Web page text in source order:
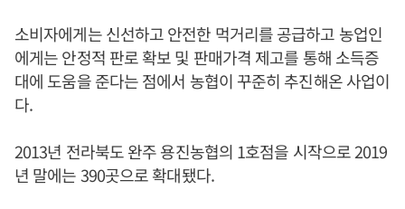
소비자에게는 신선하고 안전한 먹거리를 공급하고 농업인
에게는 안정적 판로 확보 및 판매가격 제고를 통해 소득증
대에 도움을 준다는 점에서 농협이 꾸준히 추진해온 사업이
다.
2013년 전라북도 완주 용진농협의 1호점을 시작으로 2019
년 말에는 390곳으로 확대됐다.